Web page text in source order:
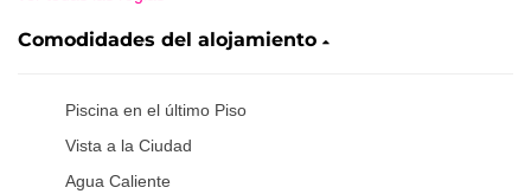
Comodidades del alojamiento
Piscina en el último Piso
Vista a la Ciudad
Agua Caliente